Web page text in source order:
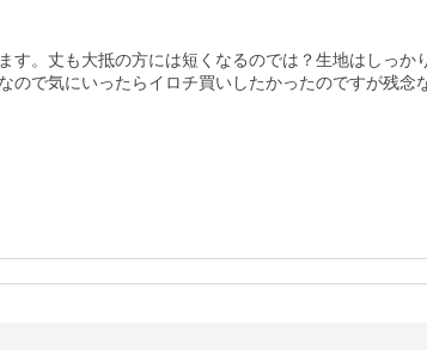
す。丈も大抵の方には短くなるのでは？生地はしっか
ので気にいったらイロチ買いしたかったのですが残念